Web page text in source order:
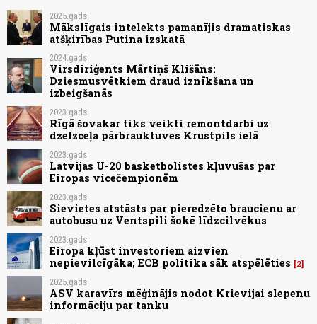
2025.gads
Mākslīgais intelekts pamanījis dramatiskas
atšķirības Putina izskatā
2024.gads
Virsdiriģents Mārtiņš Klišāns:
Dziesmusvētkiem draud iznīkšana un
izbeigšanās
2023.gads
Rīgā šovakar tiks veikti remontdarbi uz
dzelzceļa pārbrauktuves Krustpils ielā
2023.gads
Latvijas U-20 basketbolistes kļuvušas par
Eiropas vicečempionēm
2023.gads
Sievietes atstāsts par pieredzēto braucienu ar
autobusu uz Ventspili šokē līdzcilvēkus
2023.gads
Eiropa kļūst investoriem aizvien
nepievilcīgāka; ECB politika sāk atspēlēties
2
2025.gads
ASV karavīrs mēģinājis nodot Krievijai slepenu
informāciju par tanku